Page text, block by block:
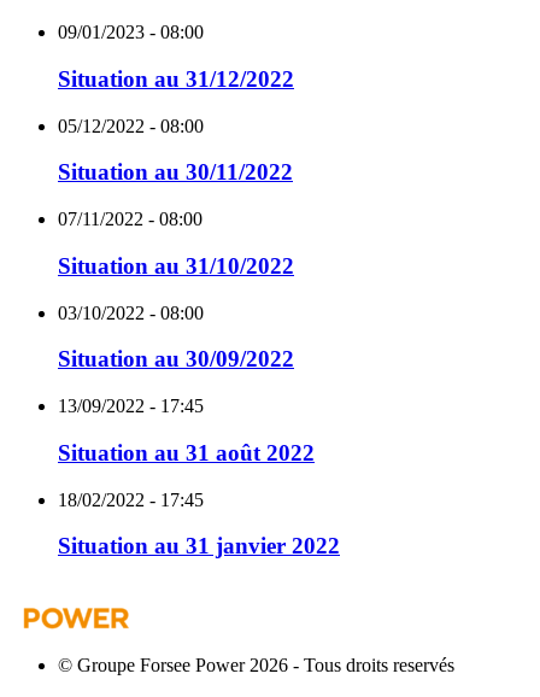
09/01/2023 - 08:00
Situation au 31/12/2022
05/12/2022 - 08:00
Situation au 30/11/2022
07/11/2022 - 08:00
Situation au 31/10/2022
03/10/2022 - 08:00
Situation au 30/09/2022
13/09/2022 - 17:45
Situation au 31 août 2022
18/02/2022 - 17:45
Situation au 31 janvier 2022
© Groupe Forsee Power 2026 - Tous droits reservés